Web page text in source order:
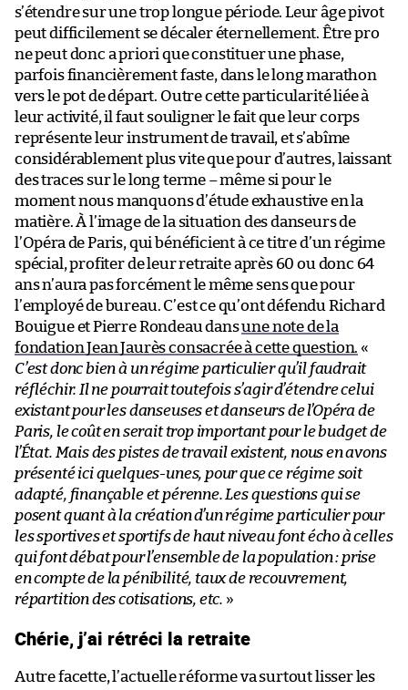
s’étendre sur une trop longue période. Leur âge pivot
peut difficilement se décaler éternellement. Être pro
ne peut donc a priori que constituer une phase,
parfois financièrement faste, dans le long marathon
vers le pot de départ. Outre cette particularité liée à
leur activité, il faut souligner le fait que leur corps
représente leur instrument de travail, et s’abîme
considérablement plus vite que pour d’autres, laissant
des traces sur le long terme – même si pour le
moment nous manquons d’étude exhaustive en la
matière. À l’image de la situation des danseurs de
l’Opéra de Paris, qui bénéficient à ce titre d’un régime
spécial, profiter de leur retraite après 60 ou donc 64
ans n’aura pas forcément le même sens que pour
l’employé de bureau. C’est ce qu’ont défendu Richard
Bouigue et Pierre Rondeau dansune note de la
fondation Jean Jaurès consacrée à cette question. «
C’est donc bien à un régime particulier qu’il faudrait
réfléchir. Il ne pourrait toutefois s’agir d’étendre celui
existant pour les danseuses et danseurs de l’Opéra de
Paris, le coût en serait trop important pour le budget de
l’État. Mais des pistes de travail existent, nous en avons
présenté ici quelques-unes, pour que ce régime soit
adapté, finançable et pérenne. Les questions qui se
posent quant à la création d’un régime particulier pour
les sportives et sportifs de haut niveau font écho à celles
qui font débat pour l’ensemble de la population : prise
en compte de la pénibilité, taux de recouvrement,
répartition des cotisations, etc. »
Chérie, j’ai rétréci la retraite
Autre facette, l’actuelle réforme va surtout lisser les